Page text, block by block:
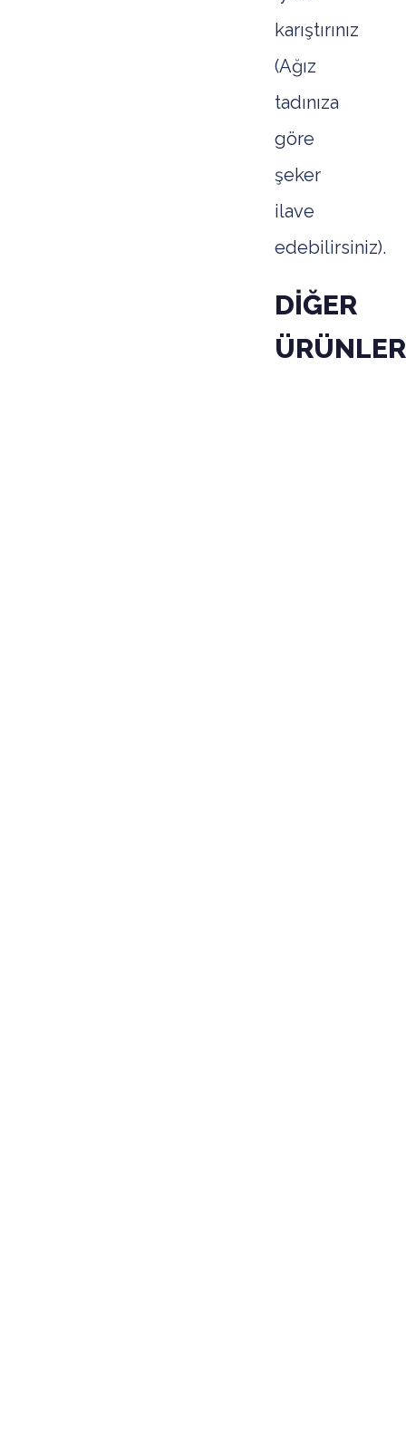
karıştırınız
(Ağız
tadınıza
göre
şeker
ilave
edebilirsiniz).
DİĞER